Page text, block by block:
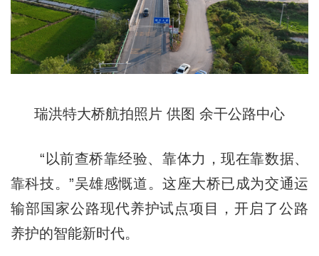
瑞洪特大桥航拍照片 供图 余干公路中心
“以前查桥靠经验、靠体力，现在靠数据、
靠科技。”吴雄感慨道。这座大桥已成为交通运
输部国家公路现代养护试点项目，开启了公路
养护的智能新时代。